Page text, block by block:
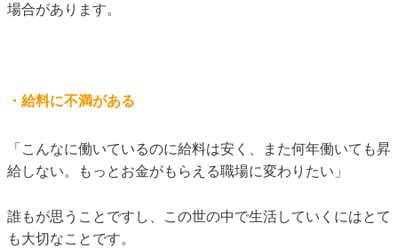
場合があります。
・給料に不満がある
「こんなに働いているのに給料は安く、また何年働いても昇
給しない。もっとお金がもらえる職場に変わりたい」
誰もが思うことですし、この世の中で生活していくにはとて
も大切なことです。